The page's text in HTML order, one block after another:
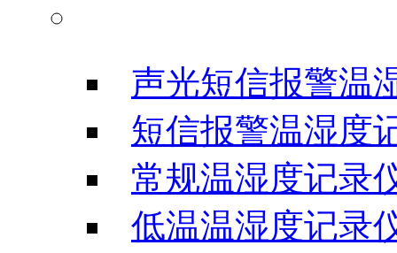
声光短信报警温
短信报警温湿度
常规温湿度记录
低温温湿度记录